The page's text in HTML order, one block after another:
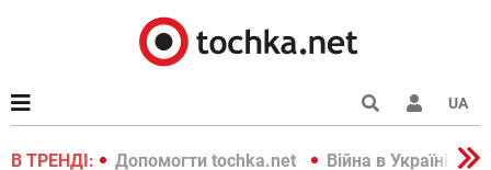
UA
В ТРЕНДІ:
2022 Допомогти tochka.net Війна в Україні 2022